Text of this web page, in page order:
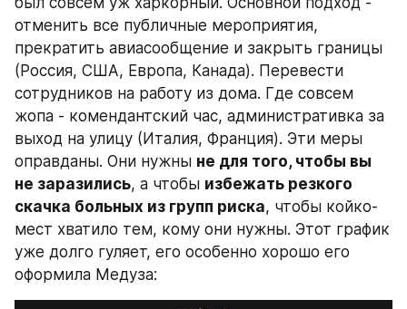
отменить все публичные мероприятия,
прекратить авиасообщение и закрыть границы
(Россия, США, Европа, Канада). Перевести
сотрудников на работу из дома. Где совсем
жопа - комендантский час, административка за
выход на улицу (Италия, Франция). Эти меры
оправданы. Они нужны не для того, чтобы вы
не заразились, а чтобы избежать резкого
скачка больных из групп риска, чтобы койко-
мест хватило тем, кому они нужны. Этот график
уже долго гуляет, его особенно хорошо его
оформила Медуза: